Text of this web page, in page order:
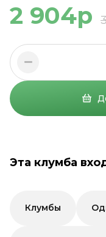
2 904р
Эта клумба
Клумбы